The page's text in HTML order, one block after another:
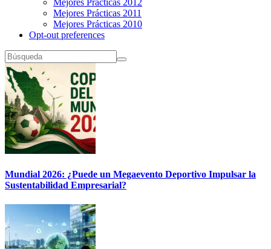
Mejores Prácticas 2012
Mejores Prácticas 2011
Mejores Prácticas 2010
Opt-out preferences
Mundial 2026: ¿Puede un Megaevento Deportivo Impulsar la
Sustentabilidad Empresarial?